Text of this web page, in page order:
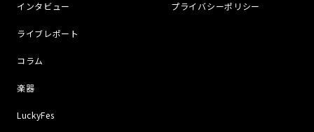
インタビュー
ライブレポート
コラム
楽器
LuckyFes
プライバシーポリシー